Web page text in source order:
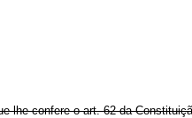
lhe confere o art. 62 da